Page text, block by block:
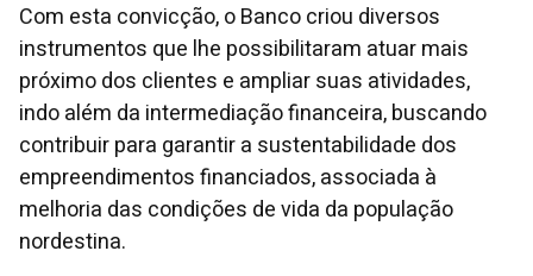
Com esta convicção, o Banco criou diversos
instrumentos que lhe possibilitaram atuar mais
próximo dos clientes e ampliar suas atividades,
indo além da intermediação financeira, buscando
contribuir para garantir a sustentabilidade dos
empreendimentos financiados, associada à
melhoria das condições de vida da população
nordestina.